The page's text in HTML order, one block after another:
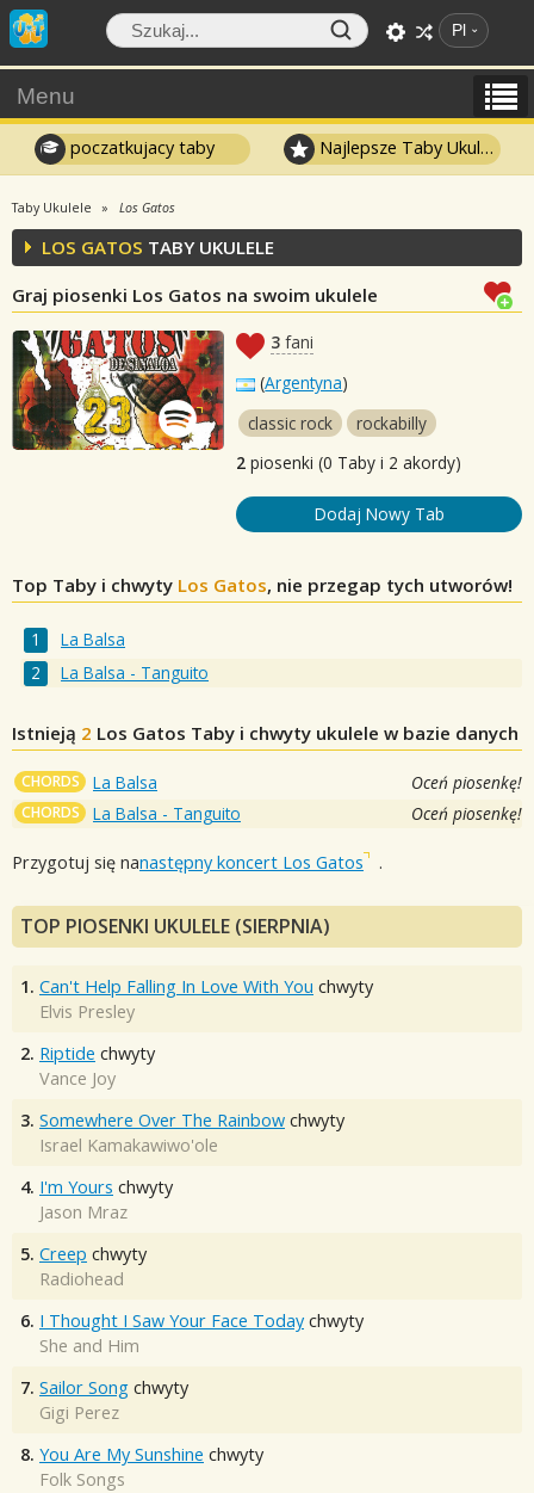
Pl
Menu
poczatkujacy taby Najlepsze Taby Ukulele
Taby Ukulele Los Gatos
LOS GATOS TABY UKULELE
Graj piosenki Los Gatos na swoim ukulele
3 fani
(Argentyna)
classic rock
rockabilly
2 piosenki (0 Taby i 2 akordy)
Dodaj Nowy Tab
Top Taby i chwyty Los Gatos, nie przegap tych utworów!
La Balsa
La Balsa - Tanguito
Istnieją 2 Los Gatos Taby i chwyty ukulele w bazie danych
CHORDS La Balsa Oceń piosenkę!
CHORDS La Balsa - Tanguito Oceń piosenkę!
Przygotuj się nanastępny koncert Los Gatos .
TOP PIOSENKI UKULELE (SIERPNIA)
1. Can't Help Falling In Love With You chwyty
Elvis Presley
2. Riptide chwyty
Vance Joy
3. Somewhere Over The Rainbow chwyty
Israel Kamakawiwo'ole
4. I'm Yours chwyty
Jason Mraz
5. Creep chwyty
Radiohead
6. I Thought I Saw Your Face Today chwyty
She and Him
7. Sailor Song chwyty
Gigi Perez
8. You Are My Sunshine chwyty
Folk Songs